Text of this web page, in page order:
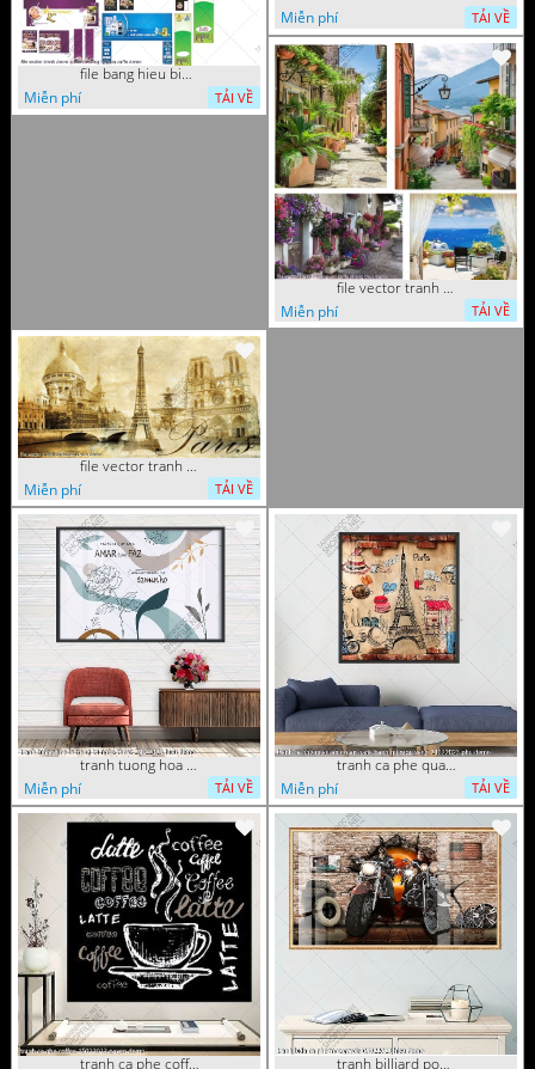
file bang hieu bien hieu ca phe vector tranh decor quan do uong tra sua caffe
Miễn phí
TẢI VỀ
Miễn phí
TẢI VỀ
file vector tranh decor quan caffe phong thuy
Miễn phí
TẢI VỀ
file vector tranh caffe paris xua
Miễn phí
TẢI VỀ
tranh tuong hoa la trang tri nghe thuat 23022023 hieu
Miễn phí
TẢI VỀ
tranh ca phe quan an do an paris banh mi ruou vang 21022023 phu
Miễn phí
TẢI VỀ
tranh ca phe coffee 15022023 quyen
tranh billiard pool snooker bi a bi-a tranh bida ca phe motorcycle 03022023 hieu